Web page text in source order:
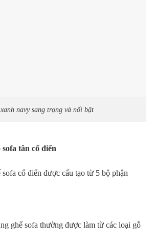
navy sang trọng và nổi bật
tân cổ điển
sofa cổ điển được cấu tạo từ 5 bộ phận
ghế sofa thường được làm từ các loại gỗ